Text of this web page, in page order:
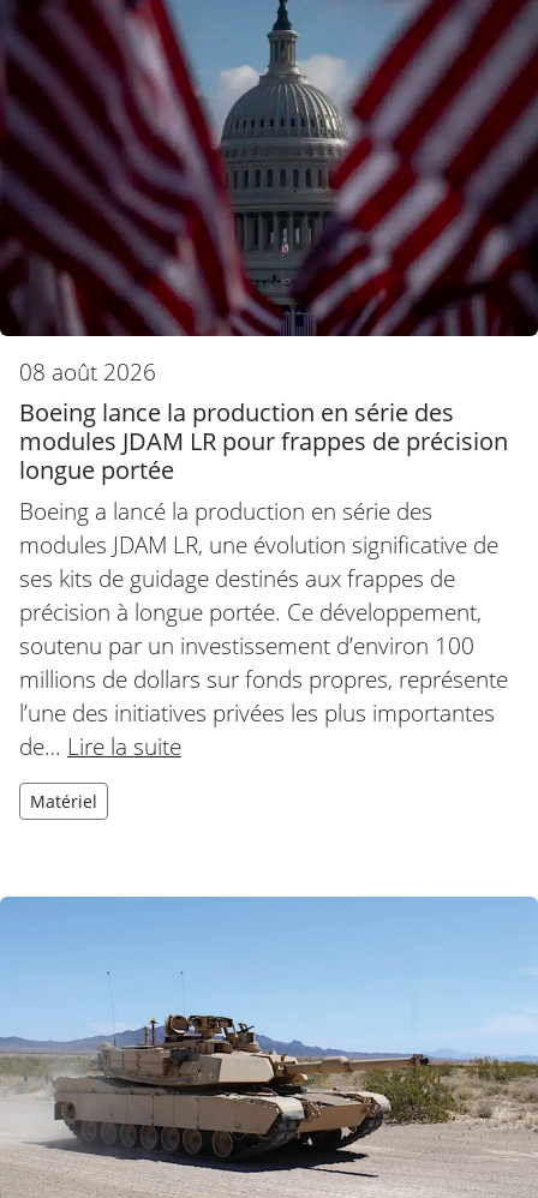
08 août 2026
Boeing lance la production en série des
modules JDAM LR pour frappes de précision
longue portée
Boeing a lancé la production en série des
modules JDAM LR, une évolution significative de
ses kits de guidage destinés aux frappes de
précision à longue portée. Ce développement,
soutenu par un investissement d’environ 100
millions de dollars sur fonds propres, représente
l’une des initiatives privées les plus importantes
de… Lire la suite
Matériel